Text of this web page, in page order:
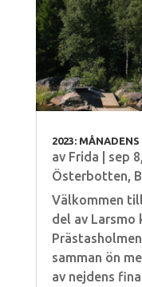
2023: MÅNADENS
av Frida sep
Österbotten
Välkommen
del av Larsmo
samman ön
av nejdens